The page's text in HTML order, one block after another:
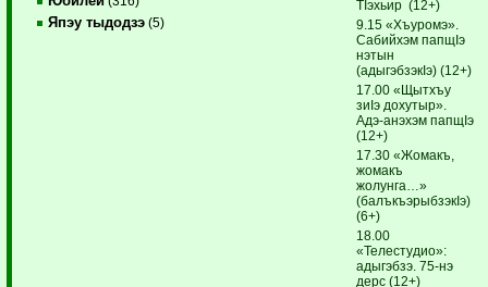
Япэу тыдодзэ (5)
ТIэхьир (12+)
9.15 «Хъуромэ».
Сабийхэм папщIэ
нэтын
(адыгэбзэкIэ) (12+)
17.00 «Щытхъу
зиIэ дохутыр».
Адэ-анэхэм папщIэ
(12+)
17.30 «Жомакъ,
жомакъ
жолунга…»
(балъкъэрыбзэкIэ)
(6+)
18.00
«Телестудио»:
адыгэбзэ. 75-нэ
дерс (12+)